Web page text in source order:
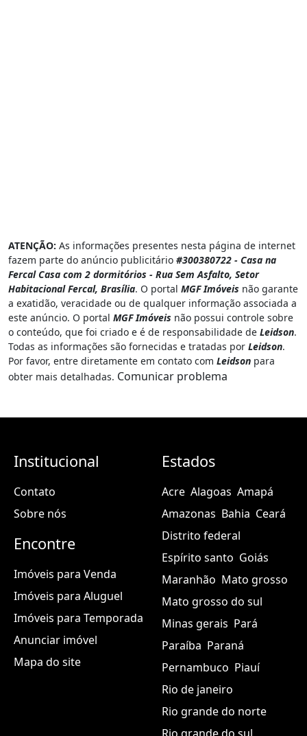
ATENÇÃO: As informações presentes nesta página de internet
fazem parte do anúncio publicitário #300380722 - Casa na
Fercal Casa com 2 dormitórios - Rua Sem Asfalto, Setor
Habitacional Fercal, Brasília. O portal MGF Imóveis não garante
a exatidão, veracidade ou de qualquer informação associada a
este anúncio. O portal MGF Imóveis não possui controle sobre
o conteúdo, que foi criado e é de responsabilidade de Leidson.
Todas as informações são fornecidas e tratadas por Leidson.
Por favor, entre diretamente em contato com Leidson para
obter mais detalhadas. Comunicar problema
Institucional
Contato
Sobre nós
Encontre
Imóveis para Venda
Imóveis para Aluguel
Imóveis para Temporada
Anunciar imóvel
Mapa do site
Estados
Acre Alagoas Amapá
Amazonas Bahia Ceará
Distrito federal
Espírito santo Goiás
Maranhão Mato grosso
Mato grosso do sul
Minas gerais Pará
Paraíba Paraná
Pernambuco Piauí
Rio de janeiro
Rio grande do norte